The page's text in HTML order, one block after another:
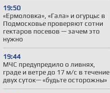
19:50
«Ермоловка», «Гала» и огурцы: в
Подмосковье проверяют сотни
гектаров посевов — зачем это
нужно
19:44
МЧС предупредило о ливнях,
граде и ветре до 17 м/с в течение
двух суток— «будьте осторожны»